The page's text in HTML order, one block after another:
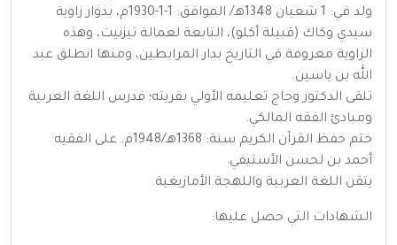
ولد في: 1 شعبان 1348هـ/ الموافق: 1-1-1930م، بدوار زاوية
سيدي وكاك (قبيلة أكلو)، التابعة لعمالة تيزنيت، وهذه
الزاوية معروفة في التاريخ بدار المرابطين، ومنها انطلق عبد
الله بن ياسين.
تلقى الدكتور وجاج تعليمه الأولي بقريته؛ فدرس اللغة العربية
ومبادئ الفقه المالكي.
ختم حفظ القرآن الكريم سنة: 1368هـ/1948م. على الفقيه
أحمد بن لحسن الأستيفي.
يتقن اللغة العربية واللهجة الأمازيغية.
الشهادات التي حصل عليها: